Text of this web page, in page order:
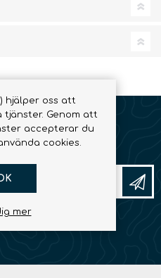
hjälper oss att
Genom att
accepterar du
cookies.
mer